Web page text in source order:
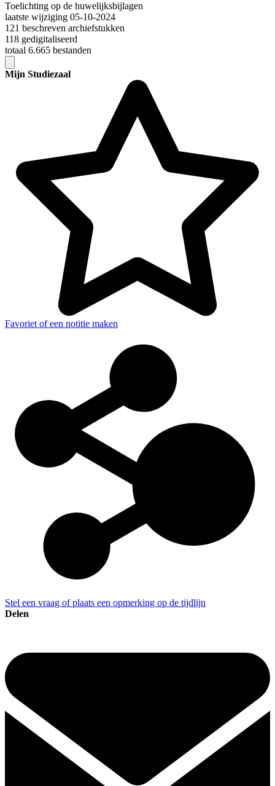
Toelichting op de huwelijksbijlagen
laatste wijziging 05-10-2024
121 beschreven archiefstukken
118 gedigitaliseerd
totaal 6.665 bestanden
Mijn Studiezaal
Favoriet of een notitie maken
Stel een vraag of plaats een opmerking op de tijdlijn
Delen